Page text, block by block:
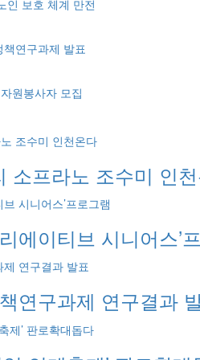
인 보호 체계 만전
연구과제 발표
원봉사자 모집
소프라노 조수미 인
에이티브 시니어스’
연구과제 연구결과